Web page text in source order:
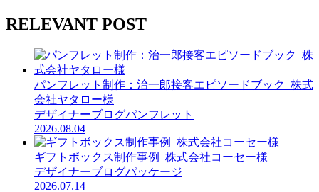
RELEVANT POST
パンフレット制作：治一郎接客エピソードブック_株式
会社ヤタロー様
デザイナーブログパンフレット
2026.08.04
ギフトボックス制作事例_株式会社コーセー様
デザイナーブログパッケージ
2026.07.14